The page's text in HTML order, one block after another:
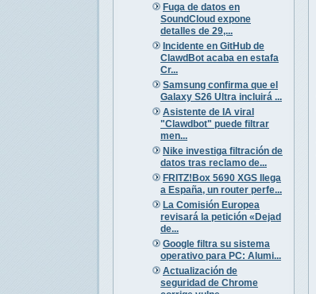
Fuga de datos en
SoundCloud expone
detalles de 29,...
Incidente en GitHub de
ClawdBot acaba en estafa
Cr...
Samsung confirma que el
Galaxy S26 Ultra incluirá ...
Asistente de IA viral
"Clawdbot" puede filtrar
men...
Nike investiga filtración de
datos tras reclamo de...
FRITZ!Box 5690 XGS llega
a España, un router perfe...
La Comisión Europea
revisará la petición «Dejad
de...
Google filtra su sistema
operativo para PC: Alumi...
Actualización de
seguridad de Chrome